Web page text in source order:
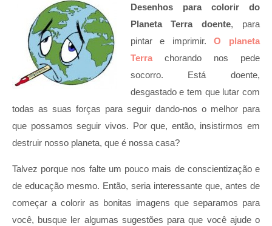
Desenhos para colorir do
Planeta Terra doente, para
pintar e imprimir.O planeta
Terrachorando nos pede
socorro. Está doente,
desgastado e tem que lutar com
todas as suas forças para seguir dando-nos o melhor para
que possamos seguir vivos. Por que, então, insistirmos em
destruir nosso planeta, que é nossa casa?
Talvez porque nos falte um pouco mais de conscientização e
de educação mesmo. Então, seria interessante que, antes de
começar a colorir as bonitas imagens que separamos para
você, busque ler algumas sugestões para que você ajude o